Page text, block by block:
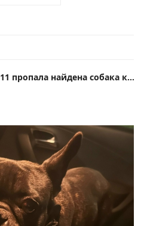
Ставрополь | Pet911 пропала найдена собака кошка